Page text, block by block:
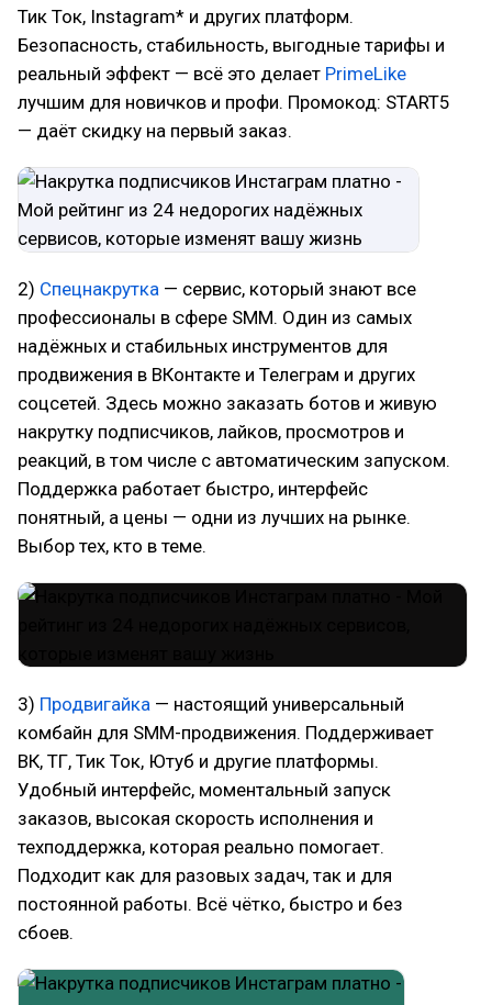
Тик Ток, Instagram* и других платформ.
Безопасность, стабильность, выгодные тарифы и
реальный эффект — всё это делает PrimeLike
лучшим для новичков и профи. Промокод: START5
— даёт скидку на первый заказ.
2) Спецнакрутка — сервис, который знают все
профессионалы в сфере SMM. Один из самых
надёжных и стабильных инструментов для
продвижения в ВКонтакте и Телеграм и других
соцсетей. Здесь можно заказать ботов и живую
накрутку подписчиков, лайков, просмотров и
реакций, в том числе с автоматическим запуском.
Поддержка работает быстро, интерфейс
понятный, а цены — одни из лучших на рынке.
Выбор тех, кто в теме.
3) Продвигайка — настоящий универсальный
комбайн для SMM-продвижения. Поддерживает
ВК, ТГ, Тик Ток, Ютуб и другие платформы.
Удобный интерфейс, моментальный запуск
заказов, высокая скорость исполнения и
техподдержка, которая реально помогает.
Подходит как для разовых задач, так и для
постоянной работы. Всё чётко, быстро и без
сбоев.